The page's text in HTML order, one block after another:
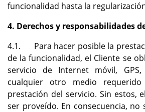
funcionalidad hasta la
4. Derechos y responsabilidades
4.1. Para hacer posible la
de la funcionalidad, el Cliente se
servicio de Internet móvil,
cualquier otro medio
prestación del servicio. Sin estos,
ser proveído. En consecuencia, no